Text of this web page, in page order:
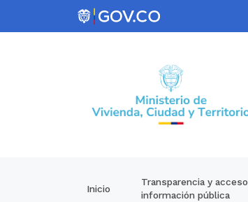
Inicio
Transparencia y acceso
información pública